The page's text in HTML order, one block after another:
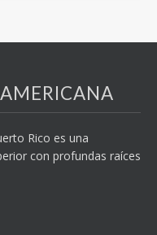
Rico es una
con profundas raíces